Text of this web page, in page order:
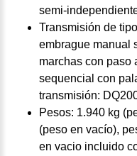
semi-
Transmisión de
embrague manual
marchas con paso
sequencial con
transmisión:
Pesos: 1.940 kg
(peso en vacío),
en vacio incluido